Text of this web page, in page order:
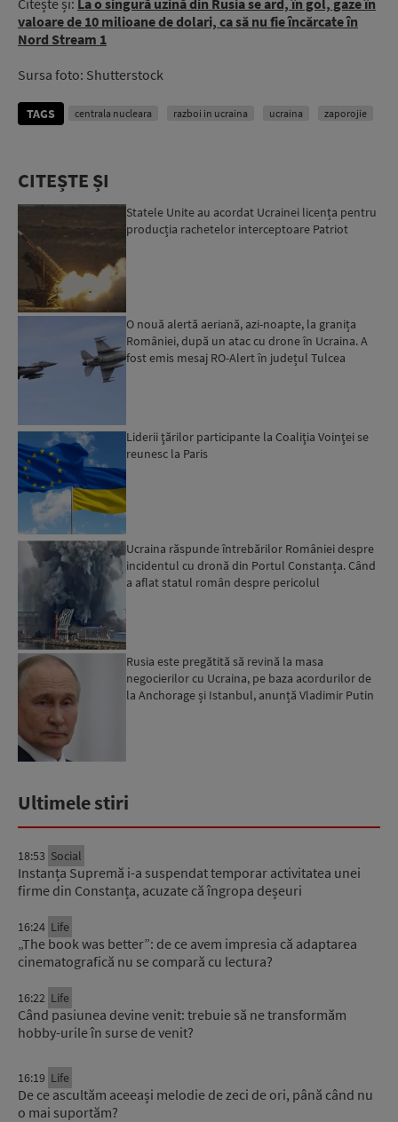
Citește și: La o singură uzină din Rusia se ard, în gol, gaze în
valoare de 10 milioane de dolari, ca să nu fie încărcate în
Nord Stream 1
Sursa foto: Shutterstock
TAGS centrala nucleara razboi in ucraina ucraina zaporojie
CITEȘTE ȘI
Statele Unite au acordat Ucrainei licența pentru
producția rachetelor interceptoare Patriot
O nouă alertă aeriană, azi-noapte, la granița
României, după un atac cu drone în Ucraina. A
fost emis mesaj RO-Alert în județul Tulcea
Liderii ţărilor participante la Coaliţia Voinţei se
reunesc la Paris
Ucraina răspunde întrebărilor României despre
incidentul cu dronă din Portul Constanța. Când
a aflat statul român despre pericolul
Rusia este pregătită să revină la masa
negocierilor cu Ucraina, pe baza acordurilor de
la Anchorage și Istanbul, anunță Vladimir Putin
Ultimele stiri
18:53 Social
Instanța Supremă i-a suspendat temporar activitatea unei
firme din Constanța, acuzate că îngropa deșeuri
16:24 Life
„The book was better”: de ce avem impresia că adaptarea
cinematografică nu se compară cu lectura?
16:22 Life
Când pasiunea devine venit: trebuie să ne transformăm
hobby-urile în surse de venit?
16:19 Life
De ce ascultăm aceeași melodie de zeci de ori, până când nu
o mai suportăm?